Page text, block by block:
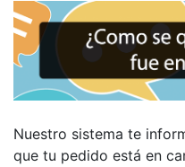
Nuestro sistema te
que tu pedido está en